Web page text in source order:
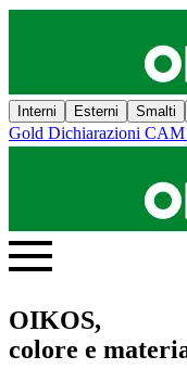
Interni Esterni Smalti
Gold Dichiarazioni CAM
OIKOS,
colore e